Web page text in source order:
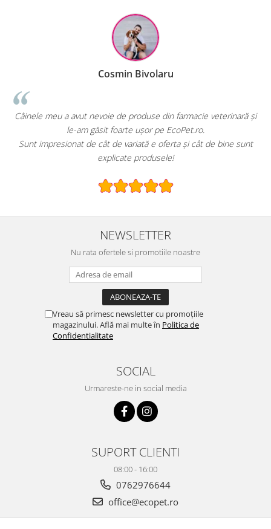
Cosmin Bivolaru
Câinele meu a avut nevoie de produse din farmacie veterinară și
le-am găsit foarte ușor pe EcoPet.ro.
Sunt impresionat de cât de variată e oferta și cât de bine sunt
explicate produsele!
NEWSLETTER
Nu rata ofertele si promotiile noastre
Vreau să primesc newsletter cu promoțiile
magazinului. Află mai multe în Politica de
Confidentialitate
SOCIAL
Urmareste-ne in social media
SUPORT CLIENTI
08:00 - 16:00
0762976644
office@ecopet.ro